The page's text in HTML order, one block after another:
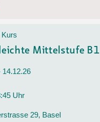
Mittelstufe B1
14.12.26
Uhr
29, Basel